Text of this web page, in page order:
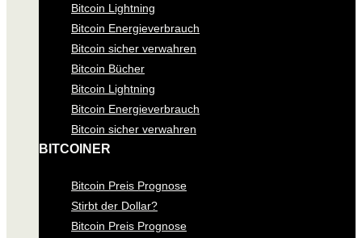
Bitcoin Lightning
Bitcoin Energieverbrauch
Bitcoin sicher verwahren
Bitcoin Bücher
Bitcoin Lightning
Bitcoin Energieverbrauch
Bitcoin sicher verwahren
BITCOINER
Bitcoin Preis Prognose
Stirbt der Dollar?
Bitcoin Preis Prognose